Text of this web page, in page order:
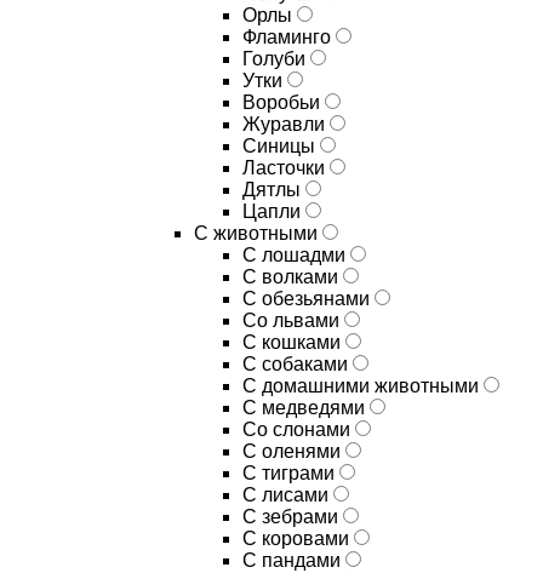
Орлы
Фламинго
Голуби
Утки
Воробьи
Журавли
Синицы
Ласточки
Дятлы
Цапли
С животными
С лошадми
С волками
С обезьянами
Со львами
С кошками
С собаками
С домашними животными
С медведями
Со слонами
С оленями
С тиграми
С лисами
С зебрами
С коровами
С пандами